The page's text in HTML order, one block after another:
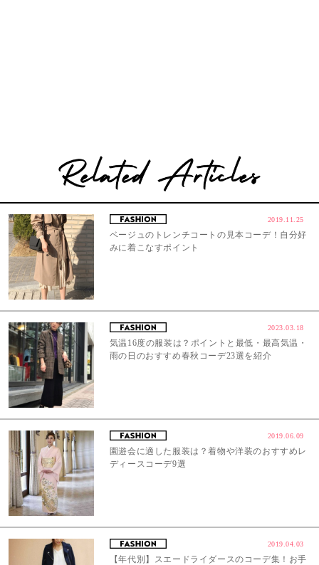
2019.11.25
ベージュのトレンチコートの見本コーデ！自分好
みに着こなすポイント
2023.03.18
気温16度の服装は？ポイントと最低・最高気温・
雨の日のおすすめ春秋コーデ23選を紹介
2019.06.09
園遊会に適した服装は？着物や洋装のおすすめレ
ディースコーデ9選
2019.04.03
【年代別】スエードライダースのコーデ集！お手